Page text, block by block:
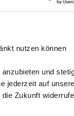
nutzen können
und
jederzeit auf
Zukunft